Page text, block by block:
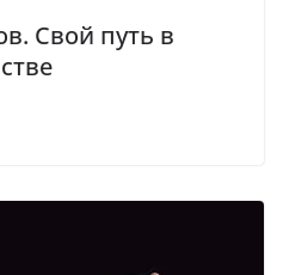
Свой путь в